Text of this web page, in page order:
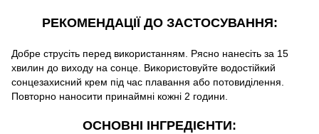
РЕКОМЕНДАЦІЇ ДО ЗАСТОСУВАННЯ:
Добре струсіть перед використанням. Рясно нанесіть за 15
хвилин до виходу на сонце. Використовуйте водостійкий
сонцезахисний крем під час плавання або потовиділення.
Повторно наносити принаймні кожні 2 години.
ОСНОВНІ ІНГРЕДІЄНТИ: